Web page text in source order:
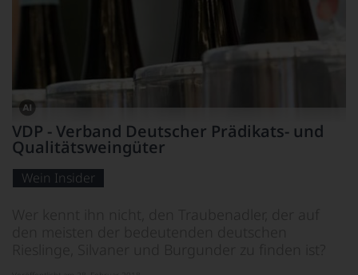
Dieses
Bild
wurde
mithilfe
von
KI
VDP - Verband Deutscher Prädikats- und
Qualitätsweingüter
Wein Insider